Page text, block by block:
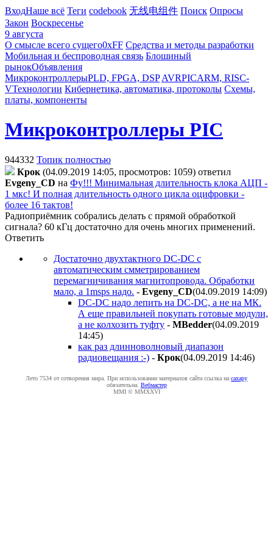
ВходНаше всё Теги codebook 无线电组件 Поиск Опросы
Закон Воскресенье
9 августа
О смысле всего сущего0xFF Средства и методы разработки
Мобильная и беспроводная связь Блошиный
рынокОбъявления
МикроконтроллерыPLD, FPGA, DSP AVRPICARM, RISC-
VТехнологии Кибернетика, автоматика, протоколы Схемы,
платы, компоненты
Микроконтроллеры PIC
944332 Топик полностью
Крок (04.09.2019 14:05, просмотров: 1059) ответил
Evgeny_CD на Фу!!! Минимальная длительность клока АЦП -
1 мкс! И полная длительность одного цикла оцифровки -
более 16 тактов!
Радиоприёмник собрались делать с прямой обработкой
сигнала? 60 кГц достаточно для очень многих применений.
Ответить
Достаточно двухтактного DC-DC с
автоматическим смметрированием
перемагничивания магнитопровода. Обработки
мало, а 1msps надо. - Evgeny_CD(04.09.2019 14:09)
DC-DC надо лепить на DC-DC, а не на МК.
А еще правильней покупать готовые модули,
а не колхозить туфту - MBedder(04.09.2019
14:45)
как раз длинноволновый диапазон
радиовещания :-) - Крок(04.09.2019 14:46)
Лето 7534 от сотворения мира. При использовании материалов сайта ссылка на caxapу
обязательна. Вебмастер
MMI © MMXXVI